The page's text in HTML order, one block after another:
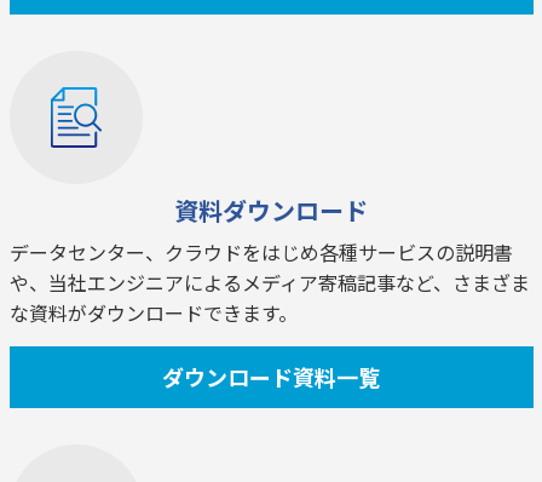
資料ダウンロード
データセンター、クラウドをはじめ各種サービスの説明書
や、当社エンジニアによるメディア寄稿記事など、さまざま
な資料がダウンロードできます。
ダウンロード資料一覧